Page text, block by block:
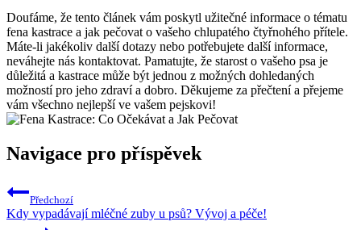
Doufáme, že tento článek vám poskytl užitečné informace o tématu
fena kastrace a jak pečovat o vašeho chlupatého čtyřnohého přítele.
Máte-li jakékoliv další dotazy nebo potřebujete další informace,
neváhejte nás kontaktovat. Pamatujte, že starost o vašeho psa je
důležitá a kastrace může být jednou z možných dohledaných
možností pro jeho zdraví a dobro. Děkujeme za přečtení a přejeme
vám všechno nejlepší ve vašem pejskovi!
Navigace pro příspěvek
Předchozí
Kdy vypadávají mléčné zuby u psů? Vývoj a péče!